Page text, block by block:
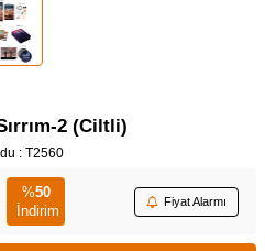
2 (Ciltli)
: T2560
%50
İndirim
Fiyat Alarmı